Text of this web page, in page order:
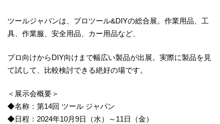
ツールジャパンは、プロツール&DIYの総合展。作業用品、工
具、作業服、安全用品、カー用品など、
プロ向けからDIY向けまで幅広い製品が出展。実際に製品を見
て試して、比較検討できる絶好の場です。
＜展示会概要＞
◆名称：第14回 ツール ジャパン
◆日程：2024年10月9日（水）～11日（金）